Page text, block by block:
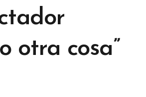
otra cosa”